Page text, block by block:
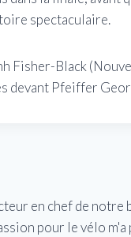
spectaculaire.
Fisher-Black
devant Pfeiffer
en chef de
pour le vélo